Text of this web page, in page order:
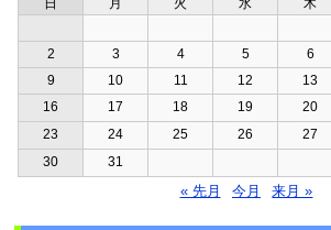
日 月 火 水 木
2
3 4 5 6
9
10 11 12 13
16
17 18 19 20
23
24 25 26 27
30
31
« 先月 今月 来月 »